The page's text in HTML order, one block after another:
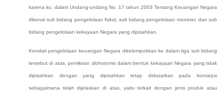
karena itu, dalam Undang-undang No. 17 tahun 2003 Tentang Keuangan Negara
dikenalsub bidang pengelolaan fiskal, sub bidang pengelolaan moneter, dan sub
bidang pengelolaan kekayaan Negara yang dipisahkan.
Kendati pengelolaan keuangan Negara dikelompokkan ke dalam tiga sub bidang
tersebut di atas, pemikiran dichotomisdalam bentuk kekayaan Negara yang tidak
dipisahkan dengan yang dipisahkan tetap didasarkan pada konsepsi
sebagaimana telah dijelaskandi atas, yaitu terkait dengan jenis produk atau